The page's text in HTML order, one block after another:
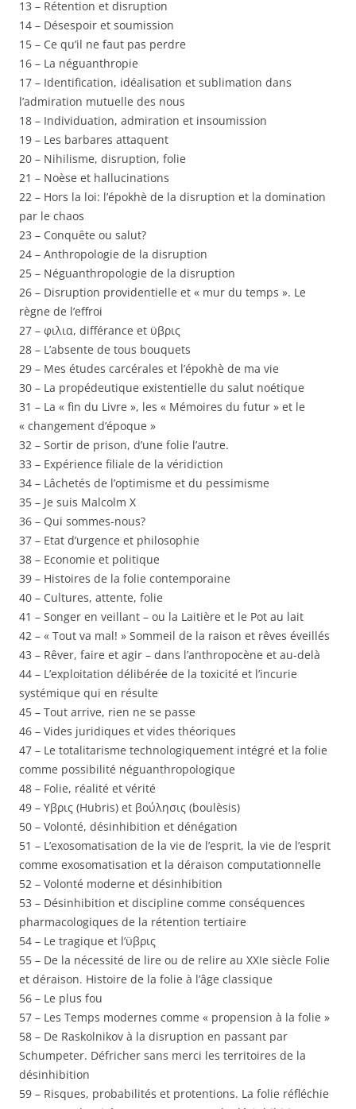
13 – Rétention et disruption
14 – Désespoir et soumission
15 – Ce qu’il ne faut pas perdre
16 – La néguanthropie
17 – Identification, idéalisation et sublimation dans
l’admiration mutuelle des nous
18 – Individuation, admiration et insoumission
19 – Les barbares attaquent
20 – Nihilisme, disruption, folie
21 – Noèse et hallucinations
22 – Hors la loi: l’épokhè de la disruption et la domination
par le chaos
23 – Conquête ou salut?
24 – Anthropologie de la disruption
25 – Néguanthropologie de la disruption
26 – Disruption providentielle et « mur du temps ». Le
règne de l’effroi
27 – φιλια, différance et ϋβρις
28 – L’absente de tous bouquets
29 – Mes études carcérales et l’épokhè de ma vie
30 – La propédeutique existentielle du salut noétique
31 – La « fin du Livre », les « Mémoires du futur » et le
« changement d’époque »
32 – Sortir de prison, d’une folie l’autre.
33 – Expérience filiale de la véridiction
34 – Lâchetés de l’optimisme et du pessimisme
35 – Je suis Malcolm X
36 – Qui sommes-nous?
37 – Etat d’urgence et philosophie
38 – Economie et politique
39 – Histoires de la folie contemporaine
40 – Cultures, attente, folie
41 – Songer en veillant – ou la Laitière et le Pot au lait
42 – « Tout va mal! » Sommeil de la raison et rêves éveillés
43 – Rêver, faire et agir – dans l’anthropocène et au-delà
44 – L’exploitation délibérée de la toxicité et l’incurie
systémique qui en résulte
45 – Tout arrive, rien ne se passe
46 – Vides juridiques et vides théoriques
47 – Le totalitarisme technologiquement intégré et la folie
comme possibilité néguanthropologique
48 – Folie, réalité et vérité
49 – Υβρις (Hubris) et βούλησις (boulèsis)
50 – Volonté, désinhibition et dénégation
51 – L’exosomatisation de la vie de l’esprit, la vie de l’esprit
comme exosomatisation et la déraison computationnelle
52 – Volonté moderne et désinhibition
53 – Désinhibition et discipline comme conséquences
pharmacologiques de la rétention tertiaire
54 – Le tragique et l’ϋβρις
55 – De la nécessité de lire ou de relire au XXIe siècle Folie
et déraison. Histoire de la folie à l’âge classique
56 – Le plus fou
57 – Les Temps modernes comme « propension à la folie »
58 – De Raskolnikov à la disruption en passant par
Schumpeter. Défricher sans merci les territoires de la
désinhibition
59 – Risques, probabilités et protentions. La folie réfléchie